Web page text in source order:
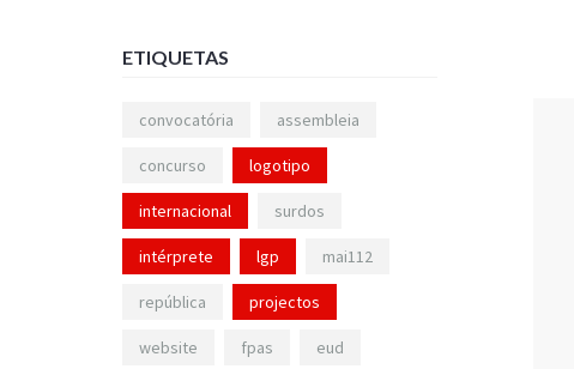
ETIQUETAS
convocatória assembleia
concurso logotipo
internacional surdos
intérprete lgp mai112
república projectos
website fpas eud